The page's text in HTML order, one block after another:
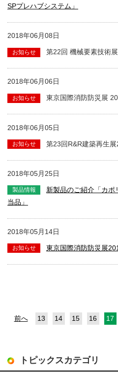
SPプレハブシステム」
2018年06月08日
第22回 機械要素技術
2018年06月06日
東京国際消防防災展
2018年06月05日
第23回R&R建築再生
2018年05月25日
新製品のご紹介「カポ
当品」
2018年05月14日
東京国際消防防災展
前へ 13 14 15 16 17
トピックスカテゴリ